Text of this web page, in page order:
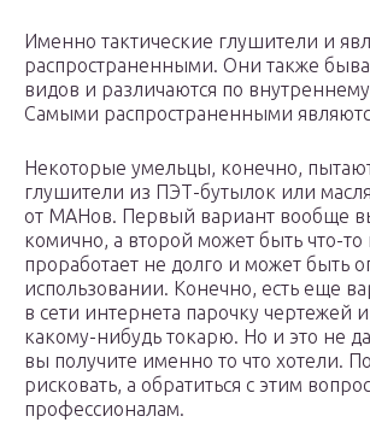
Именно тактические глушители и
распространенными. Они также
видов и различаются по внутреннему
Самыми распространенными
Некоторые умельцы, конечно,
глушители из ПЭТ-бутылок или
от МАНов. Первый вариант вообще
комично, а второй может быть что-то
проработает не долго и может быть
использовании. Конечно, есть еще
в сети интернета парочку чертежей и
какому-нибудь токарю. Но и это не
вы получите именно то что хотели.
рисковать, а обратиться с этим
профессионалам.